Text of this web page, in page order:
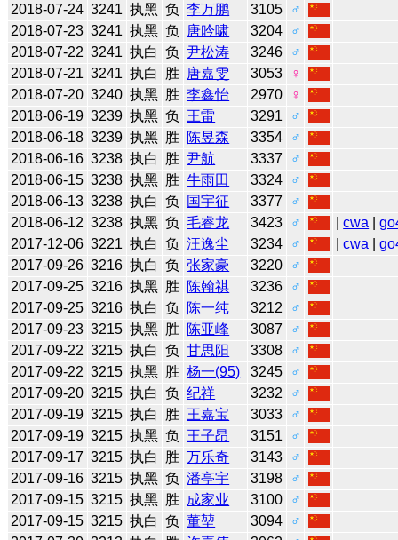
2018-07-24 3241 执黑 负 李万鹏 3105
♂
2018-07-23 3241 执黑 负 唐吟啸 3204
♂
2018-07-22 3241 执白 负 尹松涛 3246
♂
2018-07-21 3241 执白 胜 唐嘉雯 3053
♀
2018-07-20 3240 执黑 胜 李鑫怡 2970
♀
2018-06-19 3239 执黑 负 王雷 3291
♂
2018-06-18 3239 执黑 胜 陈昱森 3354
♂
2018-06-16 3238 执白 胜 尹航 3337
♂
2018-06-15 3238 执黑 胜 牛雨田 3324
♂
2018-06-13 3238 执白 负 国宇征 3377
♂
2018-06-12 3238 执黑 负 毛睿龙 3423 ♂ |cwa |
2017-12-06 3221 执白 负 汪逸尘 3234 ♂ |cwa |
2017-09-26 3216 执白 负 张家豪 3220
♂
2017-09-25 3216 执黑 胜 陈翰祺 3236
♂
2017-09-25 3216 执白 负 陈一纯 3212
♂
2017-09-23 3215 执黑 胜 陈亚峰 3087
♂
2017-09-22 3215 执白 负 甘思阳 3308
♂
2017-09-22 3215 执黑 胜 杨一(95) 3245
♂
2017-09-20 3215 执白 负 纪祥 3232
♂
2017-09-19 3215 执白 胜 王嘉宝 3033
♂
2017-09-19 3215 执黑 负 王子昂 3151
♂
2017-09-17 3215 执白 胜 万乐奇 3143
♂
2017-09-16 3215 执黑 负 潘亭宇 3198
♂
2017-09-15 3215 执黑 胜 成家业 3100
♂
2017-09-15 3215 执白 负 董堃 3094
♂